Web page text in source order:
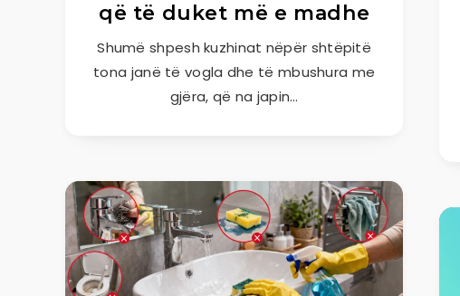
që të duket më e madhe
Shumë shpesh kuzhinat nëpër shtëpitë
tona janë të vogla dhe të mbushura me
gjëra, që na japin…